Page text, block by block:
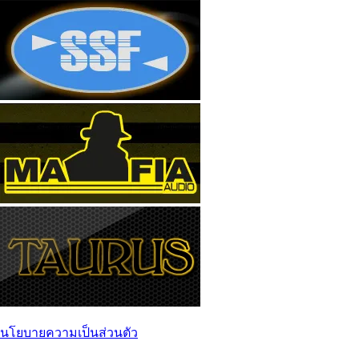
นโยบายความเป็นส่วนตัว